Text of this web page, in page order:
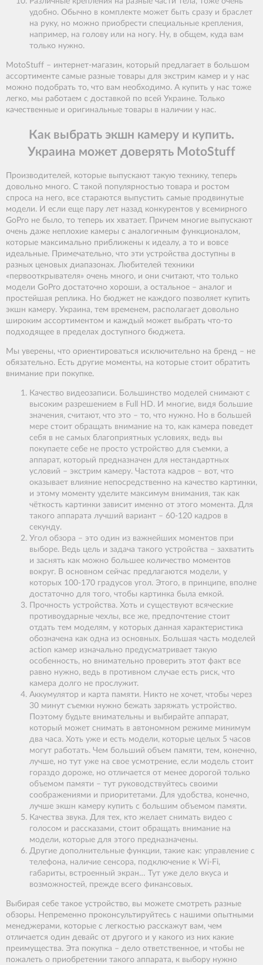
удобно. Обычно в комплекте может быть сразу и браслет
на руку, но можно приобрести специальные крепления,
например, на голову или на ногу. Ну, в общем, куда вам
только нужно.
MotoStuff – интернет-магазин, который предлагает в большом
ассортименте самые разные товары для экстрим камер и у нас
можно подобрать то, что вам необходимо. А купить у нас тоже
легко, мы работаем с доставкой по всей Украине. Только
качественные и оригинальные товары в наличии у нас.
Как выбрать экшн камеру и купить.
Украина может доверять MotoStuff
Производителей, которые выпускают такую технику, теперь
довольно много. С такой популярностью товара и ростом
спроса на него, все стараются выпустить самые продвинутые
модели. И если еще пару лет назад конкурентов у всемирного
GoPro не было, то теперь их хватает. Причем многие выпускают
очень даже неплохие камеры с аналогичным функционалом,
которые максимально приближены к идеалу, а то и вовсе
идеальные. Примечательно, что эти устройства доступны в
разных ценовых диапазонах. Любителей техники
«первооткрывателя» очень много, и они считают, что только
модели GoPro достаточно хороши, а остальное – аналог и
простейшая реплика. Но бюджет не каждого позволяет купить
экшн камеру. Украина, тем временем, располагает довольно
широким ассортиментом и каждый может выбрать что-то
подходящее в пределах доступного бюджета.
Мы уверены, что ориентироваться исключительно на бренд – не
обязательно. Есть другие моменты, на которые стоит обратить
внимание при покупке.
Качество видеозаписи. Большинство моделей снимают с
высоким разрешением в Full HD. И многие, видя большие
значения, считают, что это – то, что нужно. Но в большей
мере стоит обращать внимание на то, как камера поведет
себя в не самых благоприятных условиях, ведь вы
покупаете себе не просто устройство для съемки, а
аппарат, который предназначен для нестандартных
условий – экстрим камеру. Частота кадров – вот, что
оказывает влияние непосредственно на качество картинки,
и этому моменту уделите максимум внимания, так как
чёткость картинки зависит именно от этого момента. Для
такого аппарата лучший вариант – 60-120 кадров в
секунду.
Угол обзора – это один из важнейших моментов при
выборе. Ведь цель и задача такого устройства – захватить
и заснять как можно большее количество моментов
вокруг. В основном сейчас предлагаются модели, у
которых 100-170 градусов угол. Этого, в принципе, вполне
достаточно для того, чтобы картинка была емкой.
Прочность устройства. Хоть и существуют всяческие
противоударные чехлы, все же, предпочтение стоит
отдать тем моделям, у которых данная характеристика
обозначена как одна из основных. Большая часть моделей
action камер изначально предусматривает такую
особенность, но внимательно проверить этот факт все
равно нужно, ведь в противном случае есть риск, что
камера долго не прослужит.
Аккумулятор и карта памяти. Никто не хочет, чтобы через
30 минут съемки нужно бежать заряжать устройство.
Поэтому будьте внимательны и выбирайте аппарат,
который может снимать в автономном режиме минимум
два часа. Хоть уже и есть модели, которые целых 5 часов
могут работать. Чем больший объем памяти, тем, конечно,
лучше, но тут уже на свое усмотрение, если модель стоит
гораздо дороже, но отличается от менее дорогой только
объемом памяти – тут руководствуйтесь своими
соображениями и приоритетами. Для удобства, конечно,
лучше экшн камеру купить с большим объемом памяти.
Качества звука. Для тех, кто желает снимать видео с
голосом и рассказами, стоит обращать внимание на
модели, которые для этого предназначены.
Другие дополнительные функции, такие как: управление с
телефона, наличие сенсора, подключение к Wi-Fi,
габариты, встроенный экран… Тут уже дело вкуса и
возможностей, прежде всего финансовых.
Выбирая себе такое устройство, вы можете смотреть разные
обзоры. Непременно проконсультируйтесь с нашими опытными
менеджерами, которые с легкостью расскажут вам, чем
отличается один девайс от другого и у какого из них какие
преимущества. Эта покупка – дело ответственное, и чтобы не
пожалеть о приобретении такого аппарата, к выбору нужно